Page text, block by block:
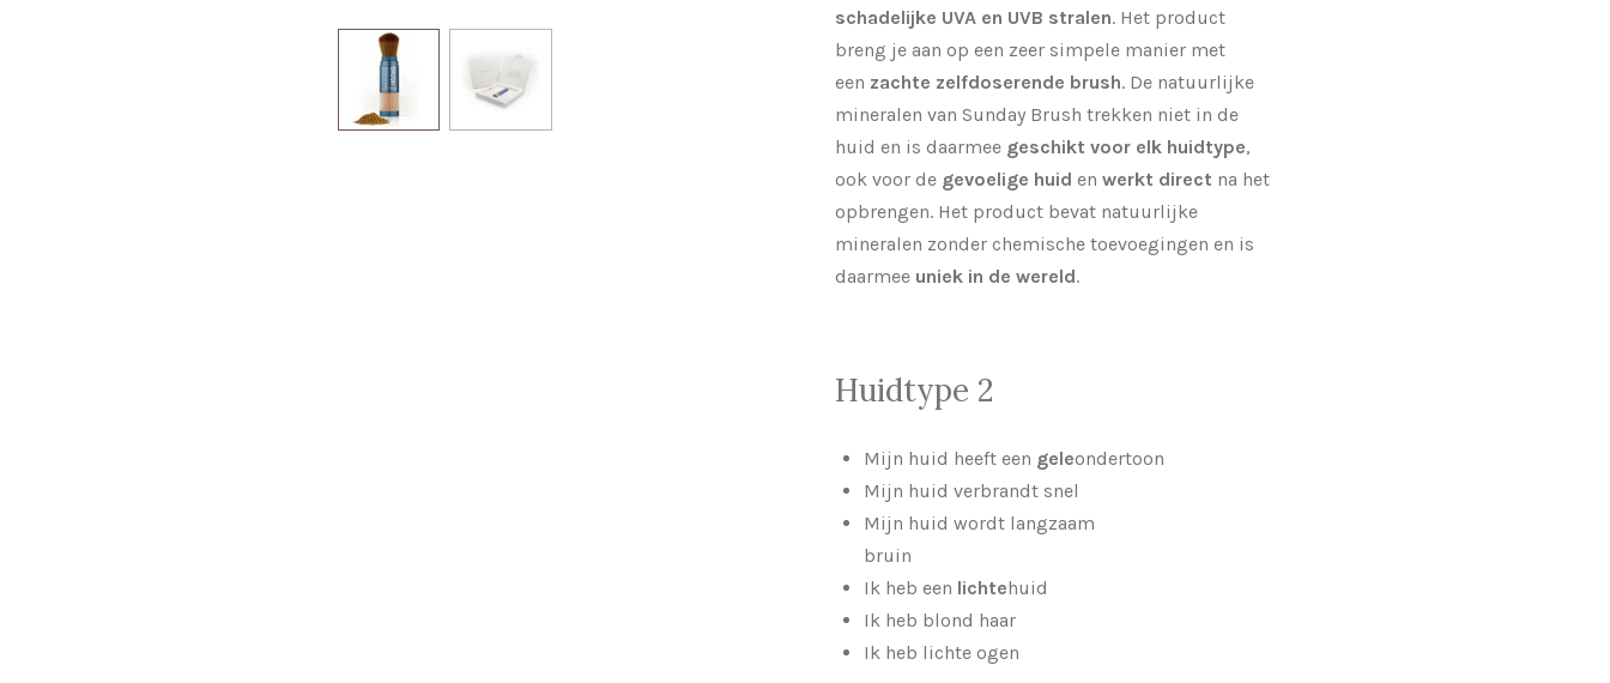
schadelijke UVA en UVB stralen. Het product
breng je aan op een zeer simpele manier met
een zachte zelfdoserende brush. De natuurlijke
mineralen van Sunday Brush trekken niet in de
huid en is daarmee geschikt voor elk huidtype,
ook voor de gevoelige huid en werkt direct na het
opbrengen. Het product bevat natuurlijke
mineralen zonder chemische toevoegingen en is
daarmee uniek in de wereld.
Huidtype 2
Mijn huid heeft een geleondertoon
Mijn huid verbrandt snel
Mijn huid wordt langzaam
bruin
Ik heb een lichtehuid
Ik heb blond haar
Ik heb lichte ogen